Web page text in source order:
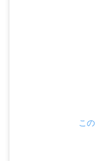
こ